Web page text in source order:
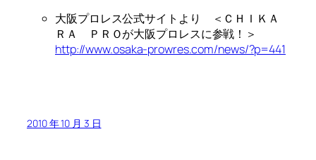
大阪プロレス公式サイトより ＜ＣＨＩＫＡ
ＲＡ ＰＲＯが大阪プロレスに参戦！＞
http://www.osaka-prowres.com/news/?p=441
2010 年 10 月 3 日